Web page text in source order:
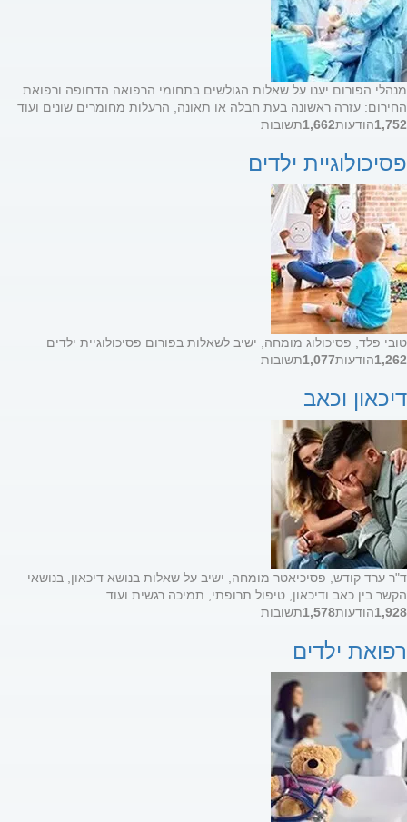
מנהלי הפורום יענו על שאלות הגולשים בתחומי הרפואה הדחופה ורפואת
החירום: עזרה ראשונה בעת חבלה או תאונה, הרעלות מחומרים שונים ועוד
1,752הודעות1,662תשובות
פסיכולוגיית ילדים
טובי פלד, פסיכולוג מומחה, ישיב לשאלות בפורום פסיכולוגיית ילדים
1,262הודעות1,077תשובות
דיכאון וכאב
ד"ר ערד קודש, פסיכיאטר מומחה, ישיב על שאלות בנושא דיכאון, בנושאי
הקשר בין כאב ודיכאון, טיפול תרופתי, תמיכה רגשית ועוד
1,928הודעות1,578תשובות
רפואת ילדים